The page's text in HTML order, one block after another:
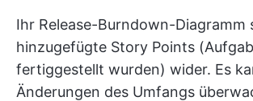
Ihr Release-Burndown-Diagramm
hinzugefügte Story Points
fertiggestellt wurden) wider. Es
Änderungen des Umfangs